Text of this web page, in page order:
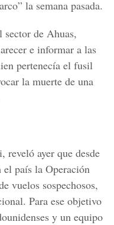
la semana pasada.
de Ahuas,
e informar a las
pertenecía el fusil
la muerte de una
ayer que desde
el país la Operación
vuelos sospechosos,
Para ese objetivo
y un equipo